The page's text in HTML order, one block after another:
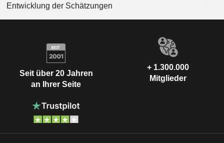
Entwicklung der Schätzungen
Seit über 20 Jahren
an Ihrer Seite
+ 1.300.000
Mitglieder